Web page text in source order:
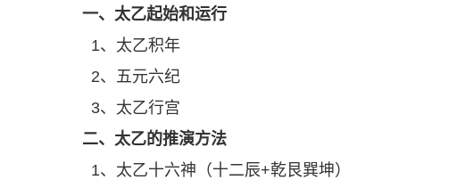
一、太乙起始和运行
1、太乙积年
2、五元六纪
3、太乙行宫
二、太乙的推演方法
1、太乙十六神（十二辰+乾艮巽坤）